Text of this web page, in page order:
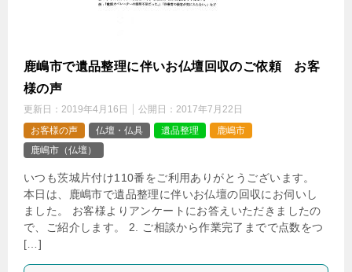
鹿嶋市で遺品整理に伴いお仏壇回収のご依頼 お客
様の声
更新日： 2019年4月16日 公開日： 2017年7月22日
お客様の声
仏壇・仏具 遺品整理
鹿嶋市
鹿嶋市（仏壇）
いつも茨城片付け110番をご利用ありがとうございます。
本日は、鹿嶋市で遺品整理に伴いお仏壇の回収にお伺いし
ました。 お客様よりアンケートにお答えいただきましたの
で、ご紹介します。 2. ご相談から作業完了までで点数をつ
[…]